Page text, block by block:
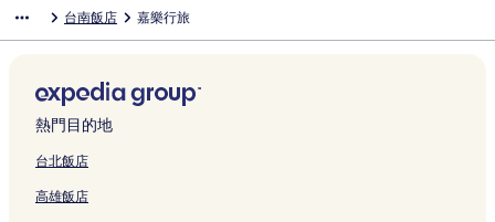
g
結
l
結
結
結
的
連
的
連
的
連
H
e
l
的
連
e
的
連
結
n
的
連
結
i
n
的
連
結
t
s
o
r
t
連
a
i
n
a
n
y
l
g
e
M
o
e
g
a
i
s
o
T
t
的
連
結
i
a
F
a
r
a
e
H
o
t
e
-
台南飯店 嘉樂行旅
熱門目的地
台北飯店
高雄飯店